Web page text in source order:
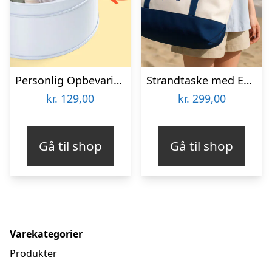
Personlig Opbevaringsboks i Metal med Billede – Rund
kr. 129,00
Gå til shop
Strandtaske med Eget Design
kr. 299,00
Gå til shop
Varekategorier
Produkter